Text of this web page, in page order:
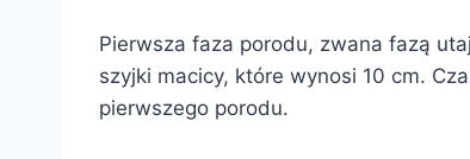
Pierwsza faza porodu, zwana fazą
szyjki macicy, które wynosi 10 cm.
pierwszego porodu.